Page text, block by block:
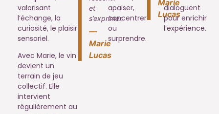
valorisant
l’échange, la
curiosité, le plaisir
sensoriel.
Avec Marie, le vin
devient un
terrain de jeu
collectif. Elle
intervient
régulièrement au
et
s’exprimer.
—
Marie
Lucas
apaiser,
concentrer
ou
surprendre.
Marie
Lucas
dialoguent
pour enrichir
l’expérience.